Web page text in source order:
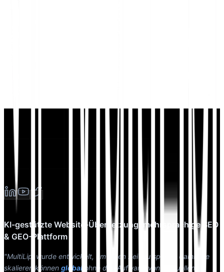
KI-gestützte Website-Übersetzung, mehrsprachige SEO
& GEO-Plattform
"MultiLipi wurde entwickelt, um Ihnen Zeit zu sparen, damit Sie
skalieren können global ohne den Aufwand von manuellen